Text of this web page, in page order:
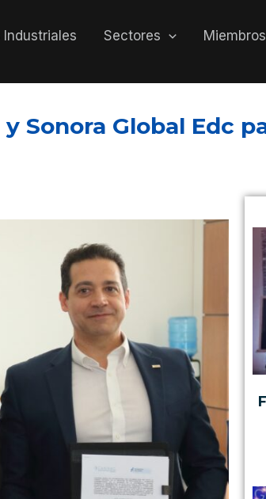
Industriales Sectores Miembros
Sonora Global Edc